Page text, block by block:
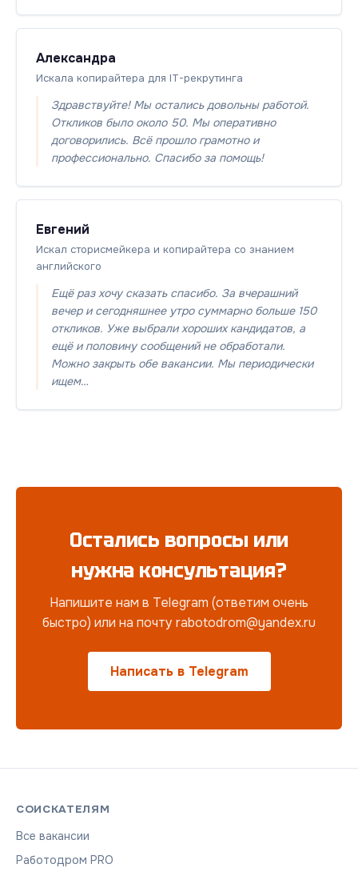
Александра
Искала копирайтера для IT-рекрутинга
Здравствуйте! Мы остались довольны работой.
Откликов было около 50. Мы оперативно
договорились. Всё прошло грамотно и
профессионально. Спасибо за помощь!
Евгений
Искал сторисмейкера и копирайтера со знанием
английского
Ещё раз хочу сказать спасибо. За вчерашний
вечер и сегодняшнее утро суммарно больше 150
откликов. Уже выбрали хороших кандидатов, а
ещё и половину сообщений не обработали.
Можно закрыть обе вакансии. Мы периодически
ищем…
Остались вопросы или
нужна консультация?
Напишите нам в Telegram (ответим очень
быстро) или на почту rabotodrom@yandex.ru
Написать в Telegram
СОИСКАТЕЛЯМ
Все вакансии
Работодром PRO